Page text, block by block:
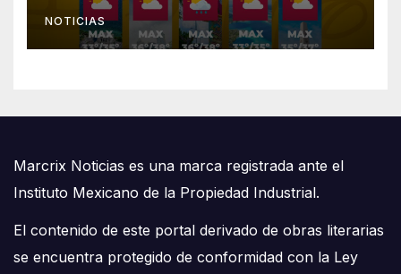
NOTICIAS
Marcrix Noticias es una marca registrada ante el
Instituto Mexicano de la Propiedad Industrial.
El contenido de este portal derivado de obras literarias
se encuentra protegido de conformidad con la Ley